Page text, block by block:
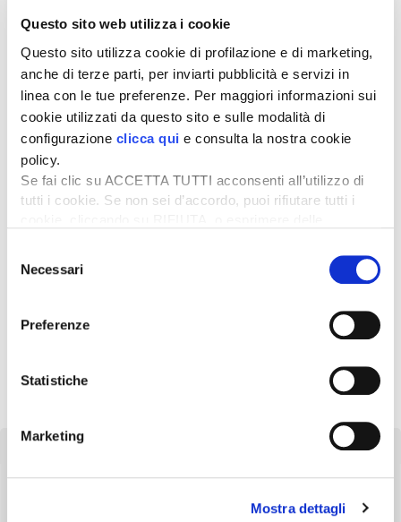
Questo sito web utilizza i cookie
Questo sito utilizza cookie di profilazione e di marketing,
anche di terze parti, per inviarti pubblicità e servizi in
linea con le tue preferenze. Per maggiori informazioni sui
cookie utilizzati da questo sito e sulle modalità di
configurazione clicca qui e consulta la nostra cookie
policy.
Se fai clic su ACCETTA TUTTI acconsenti all’utilizzo di
tutti i cookie. Se non sei d’accordo, puoi rifiutare tutti i
desideri accettare e cliccando ACCETTA SELEZIONATI.
delNecessari
Preferenze
Statistiche
Marketing
Mostra dettagli
agrofarmaci e fertilizzanti
11 Dicembre 2019
Chi pagherebbe
un’agricoltura senza
agrofarmaci?
18 Aprile 2019